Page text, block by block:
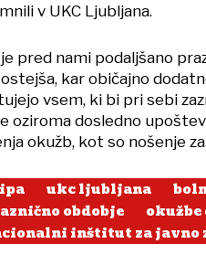
v UKC Ljubljana.
pred nami podaljšano
kar običajno
vsem, ki bi pri sebi
oziroma dosledno
okužb, kot so nošenje
ukc ljubljana
obdobje
inštitut za javno